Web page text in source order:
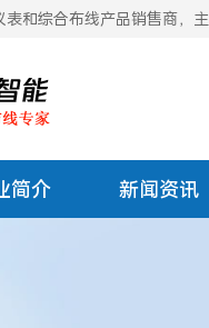
和综合布线产品销售商，
简介 新闻资讯